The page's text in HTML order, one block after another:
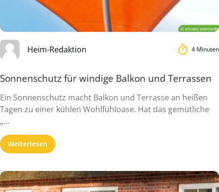
Heim-Redaktion 4 Minuten
Sonnenschutz für windige Balkon und Terrassen
Ein Sonnenschutz macht Balkon und Terrasse an heißen
Tagen zu einer kühlen Wohlfühloase. Hat das gemütliche
„...
Weiterlesen